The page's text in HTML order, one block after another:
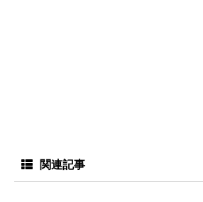
関連記事